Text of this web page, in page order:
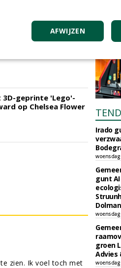
op RHS
geprinte 'Lego'-
op Chelsea Flower
zien. Ik voel toch met
Irado
woensdag
gunt
woensdag
groen
Advies
woensdag
AFWIJZEN